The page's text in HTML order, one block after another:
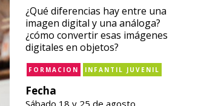
¿Qué diferencias hay entre una
imagen digital y una análoga?
¿cómo convertir esas imágenes
digitales en objetos?
FORMACION INFANTIL JUVENIL
Fecha
Sábado 18 y 25 de agosto